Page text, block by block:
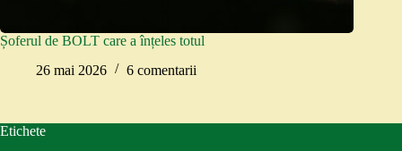
Șoferul de BOLT care a înțeles totul
26 mai 2026
6 comentarii
Etichete